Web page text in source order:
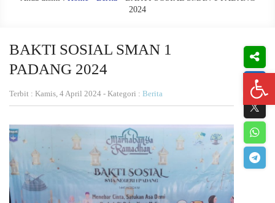
2024
BAKTI SOSIAL SMAN 1
PADANG 2024
Terbit : Kamis, 4 April 2024 - Kategori : Berita